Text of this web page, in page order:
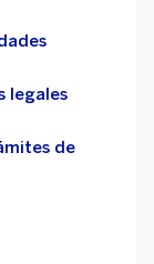
legales
de